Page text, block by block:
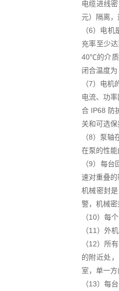
电缆进线
元）隔离
（6）电
充率至少
40℃的介质
闭合温度
（7）电
电流、功
合 IP68 防
关和可选
（8）泵
在泵的性
（9）每
速对重叠
机械密封
警，机械
（10）每
（11）外
（12）所
的附近处
室，单一
（13）每